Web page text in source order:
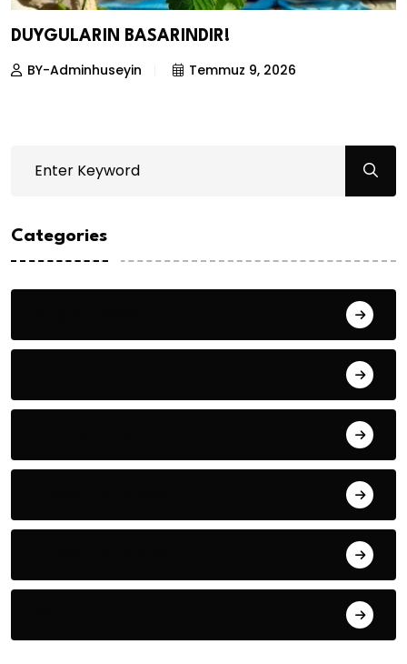
DUYGULARIN BASARINDIR!
BY-Adminhuseyin Temmuz 9, 2026
Categories